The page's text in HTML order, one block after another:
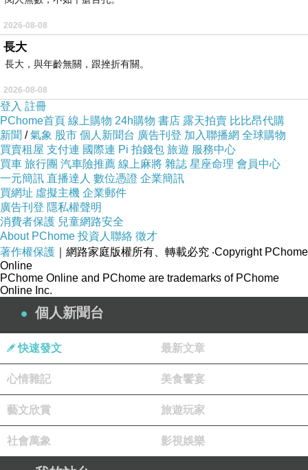
「十一月的晚上是很冷的，妳忍心讓我在閱讀室
什麼叫我忍不忍心？我又不是他徐大帥哥的Ｆａ
ｎｓ，我有什麼好忍不忍心？！好吧！好吧！來
都來了，總不見得真的拿掃把把他趕出門，不過
打死我也不承認我是真的不忍心他挨冷受凍。
「那我怎麼辦？」我沒好氣的瞪著他。
「孤男寡女共處一室？」徐子傑對我皮皮一笑，
「我都不擔心妳會夜襲我了，妳有什麼好擔
心？」
「去死吧你！！」
徐子傑頭一偏，躲過我扔出的抱枕：「咦？妳沒
戴眼鏡準頭也不錯嘛！」
2026-08-08
長大
長大，與年齡無關，跟挫折有關。
2026-08-08
登入 註冊
PChome首頁 線上購物 24h購物 書店 露天拍賣 比比昂代購
新聞 /氣象 股市 個人新聞台 廣告刊登 加入聯播網 全球購物
買賣租屋 支付連 國際連 Pi 拍錢包 旅遊 服務中心
買車 旅行團 汽車險推薦 線上麻將 雜誌 星座命理 會員中心
一元簡訊 直播達人 數位憑證 企業簡訊
買網址 虛擬主機 企業郵件
廣告刊登 隱私權聲明
消費者保護 兒童網路安全
About PChome 投資人聯絡 徵才
著作權保護 ｜網路家庭版權所有、轉載必究 ‧Copyright PChome
Online
PChome Online and PChome are trademarks of PChome
Online Inc.
個人新聞台
快速發文 最新文章
心情雜記 美食饗宴
藝文欣賞 旅遊玩家
社會萬象 影視娛樂